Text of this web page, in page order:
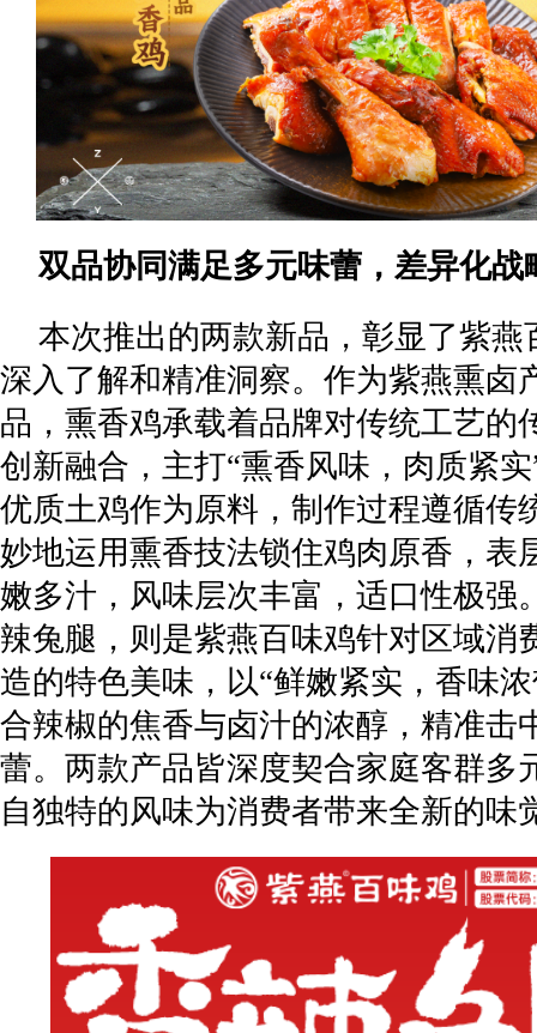
双品协同满足多元味蕾，差异化战
本次推出的两款新品，彰显了紫
深入了解和精准洞察。作为紫燕熏卤
品，熏香鸡承载着品牌对传统工艺的
创新融合，主打“熏香风味，肉质紧
优质土鸡作为原料，制作过程遵循传
妙地运用熏香技法锁住鸡肉原香，表
嫩多汁，风味层次丰富，适口性极强
辣兔腿，则是紫燕百味鸡针对区域消
造的特色美味，以“鲜嫩紧实，香味
合辣椒的焦香与卤汁的浓醇，精准击
蕾。两款产品皆深度契合家庭客群多
自独特的风味为消费者带来全新的味